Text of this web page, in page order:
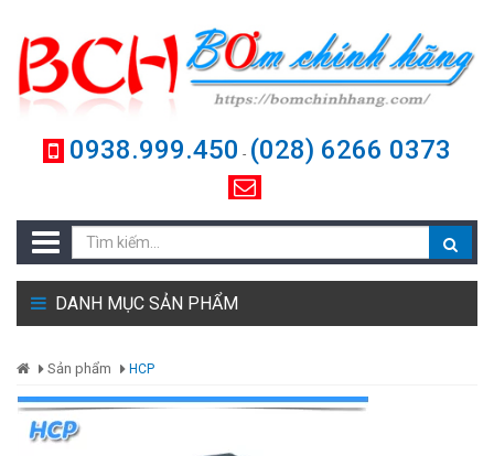
0938.999.450 - (028) 6266 0373
DANH MỤC SẢN PHẨM
Sản phẩm HCP